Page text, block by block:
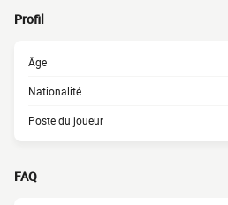
Profil
Âge
Nationalité
Poste du joueur
FAQ